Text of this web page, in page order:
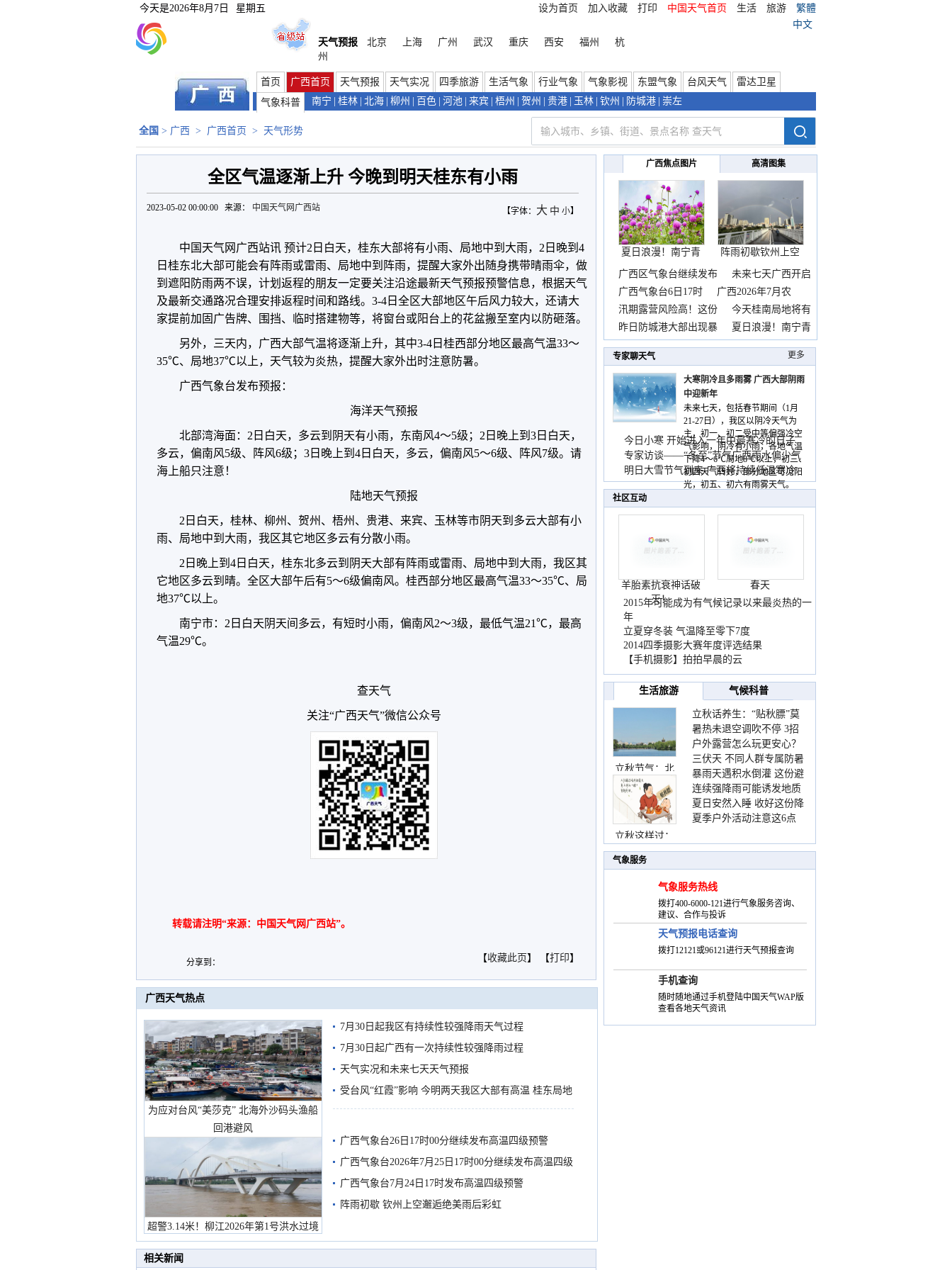
今天是2026年8月7日 星期五 设为首页 加入收藏 打印 中国天气首页 生活 旅游
繁體
中文
天气预报
北京 上海 广州 武汉 重庆 西安 福州
杭
州
首页 广西首页 天气预报 天气实况 四季旅游 生活气象 行业气象 气象影视 东盟气象 台风天气
雷达卫星
气象科普
南宁 桂林 北海 柳州 百色 河池 来宾 梧州 贺州 贵港 玉林 钦州 防城港 崇左
全国 > 广西 > 广西首页 > 天气形势
全区气温逐渐上升 今晚到明天桂东有小雨
【字体： 大 中 小】
2023-05-02 00:00:00 来源： 中国天气网广西站
中国天气网广西站讯 预计2日白天，桂东大部将有小雨、局地中到大雨，2日晚到4
日桂东北大部可能会有阵雨或雷雨、局地中到阵雨，提醒大家外出随身携带晴雨伞，做
到遮阳防雨两不误，计划返程的朋友一定要关注沿途最新天气预报预警信息，根据天气
及最新交通路况合理安排返程时间和路线。3-4日全区大部地区午后风力较大，还请大
家提前加固广告牌、围挡、临时搭建物等，将窗台或阳台上的花盆搬至室内以防砸落。
另外，三天内，广西大部气温将逐渐上升，其中3-4日桂西部分地区最高气温33～
35℃、局地37℃以上，天气较为炎热，提醒大家外出时注意防暑。
广西气象台发布预报：
海洋天气预报
北部湾海面：2日白天，多云到阴天有小雨，东南风4～5级；2日晚上到3日白天，
多云，偏南风5级、阵风6级；3日晚上到4日白天，多云，偏南风5～6级、阵风7级。请
海上船只注意！
陆地天气预报
2日白天，桂林、柳州、贺州、梧州、贵港、来宾、玉林等市阴天到多云大部有小
雨、局地中到大雨，我区其它地区多云有分散小雨。
2日晚上到4日白天，桂东北多云到阴天大部有阵雨或雷雨、局地中到大雨，我区其
它地区多云到晴。全区大部午后有5～6级偏南风。桂西部分地区最高气温33～35℃、局
地37℃以上。
南宁市：2日白天阴天间多云，有短时小雨，偏南风2～3级，最低气温21℃，最高
气温29℃。
查天气
关注“广西天气”微信公众号
转载请注明“来源：中国天气网广西站”。
分享到： 【收藏此页 】 【打印】
广西天气热点
为应对台风“美莎克” 北海外沙码头渔船
回港避风
超警3.14米！柳江2026年第1号洪水过境
市民在堤岸见证汛况
7月30日起我区有持续性较强降雨天气过程
7月30日起广西有一次持续性较强降雨过程
天气实况和未来七天天气预报
受台风“红霞”影响 今明两天我区大部有高温 桂东局地
有较强降雨
广西气象台26日17时00分继续发布高温四级预警
广西气象台2026年7月25日17时00分继续发布高温四级
预警
广西气象台7月24日17时发布高温四级预警
阵雨初歇 钦州上空邂逅绝美雨后彩虹
相关新闻
广西焦点图片 高清图集
夏日浪漫！南宁青
秀山
阵雨初歇钦州上空
邂逅
广西区气象台继续发布
未来七天广西开启
晴热
广西气象台6日17时
广西2026年7月农
汛期露营风险高！这份
今天桂南局地将有
暴雨
昨日防城港大部出现暴
夏日浪漫！南宁青
秀山
专家聊天气 更多
大寒阴冷且多雨雾 广西大部阴雨
中迎新年
未来七天，包括春节期间（1月
21-27日），我区以阴冷天气为
主，初一、初二受中等偏强冷空
气影响，阴冷有小雨，各地气温
下降4～6℃局地8℃以上，初三、
初四天气转好，部分地区可见阳
光，初五、初六有雨雾天气。
今日小寒 开始进入一年中最寒冷的日子
专家访谈——“冬至”节气广西雨水偏少气
温低
明日大雪节气到来 广西将持续低温寒冷
天气
社区互动
羊胎素抗衰神话破
灭！
春天
2015年可能成为有气候记录以来最炎热的一
年
立夏穿冬装 气温降至零下7度
2014四季摄影大赛年度评选结果
【手机摄影】拍拍早晨的云
生活旅游 气候科普
立秋节气：北
立秋这样过：
立秋话养生：“贴秋膘”莫
着急 先清暑再防燥
暑热未退空调吹不停 3招
护住肩颈不酸痛
户外露营怎么玩更安心？
这份攻略请收好
三伏天 不同人群专属防暑
要点请收好
暴雨天遇积水倒灌 这份避
险提示请收好
连续强降雨可能诱发地质
灾害 这些前兆要知道
夏日安然入睡 收好这份降
温小贴士
夏季户外活动注意这6点
气象服务
气象服务热线
拨打400-6000-121进行气象服务咨询、
建议、合作与投诉
天气预报电话查询
拨打12121或96121进行天气预报查询
手机查询
随时随地通过手机登陆中国天气WAP版
查看各地天气资讯